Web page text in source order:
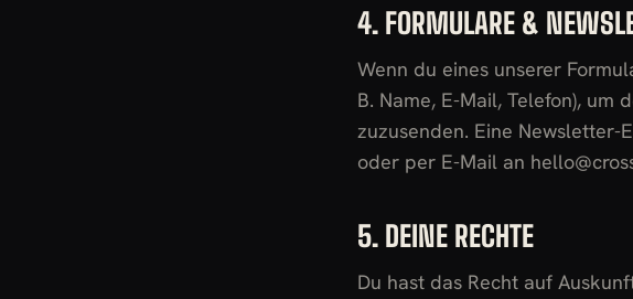
4. FORMULARE &
Wenn du eines unserer
B. Name, E-Mail, Telefon),
zuzusenden. Eine
oder per E-Mail an
5. DEINE RECHTE
Du hast das Recht auf